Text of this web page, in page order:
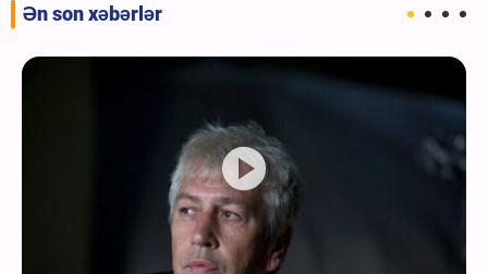
Ən son xəbərlər